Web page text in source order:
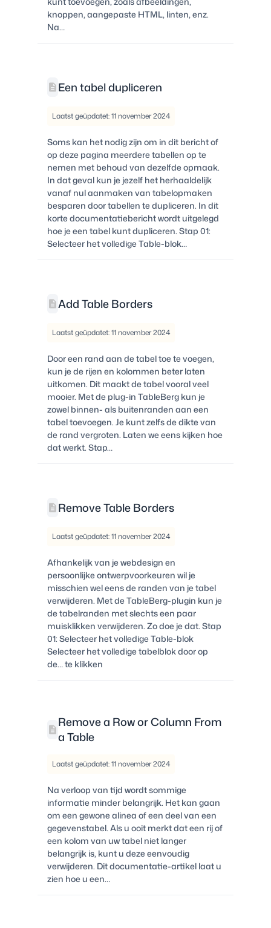
knoppen, aangepaste HTML, linten, enz.
Na…
Een tabel dupliceren
Laatst geüpdatet: 11 november 2024
Soms kan het nodig zijn om in dit bericht of
op deze pagina meerdere tabellen op te
nemen met behoud van dezelfde opmaak.
In dat geval kun je jezelf het herhaaldelijk
vanaf nul aanmaken van tabelopmaken
besparen door tabellen te dupliceren. In dit
korte documentatiebericht wordt uitgelegd
hoe je een tabel kunt dupliceren. Stap 01:
Selecteer het volledige Table-blok…
Add Table Borders
Laatst geüpdatet: 11 november 2024
Door een rand aan de tabel toe te voegen,
kun je de rijen en kolommen beter laten
uitkomen. Dit maakt de tabel vooral veel
mooier. Met de plug-in TableBerg kun je
zowel binnen- als buitenranden aan een
tabel toevoegen. Je kunt zelfs de dikte van
de rand vergroten. Laten we eens kijken hoe
dat werkt. Stap…
Remove Table Borders
Laatst geüpdatet: 11 november 2024
Afhankelijk van je webdesign en
persoonlijke ontwerpvoorkeuren wil je
misschien wel eens de randen van je tabel
verwijderen. Met de TableBerg-plugin kun je
de tabelranden met slechts een paar
muisklikken verwijderen. Zo doe je dat. Stap
01: Selecteer het volledige Table-blok
Selecteer het volledige tabelblok door op
de… te klikken
Remove a Row or Column From
a Table
Laatst geüpdatet: 11 november 2024
Na verloop van tijd wordt sommige
informatie minder belangrijk. Het kan gaan
om een gewone alinea of een deel van een
gegevenstabel. Als u ooit merkt dat een rij of
een kolom van uw tabel niet langer
belangrijk is, kunt u deze eenvoudig
verwijderen. Dit documentatie-artikel laat u
zien hoe u een…